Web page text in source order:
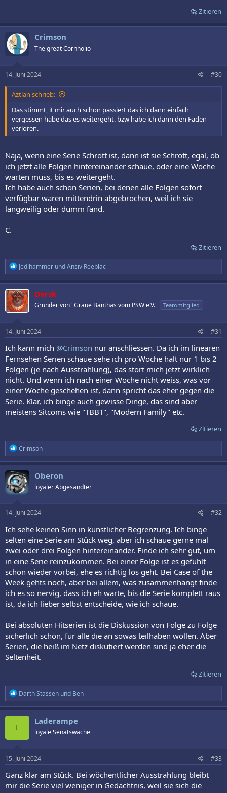
Zitieren
Crimson
The great Cornholio
14. Juni 2024 #30
Aztlan schrieb:
Das stimmt, it mir auch schon passiert das ich dann einfach
vergessen habe das es weitergeht. bzw habe ich dann den Faden
verloren.
Naja, wenn eine Serie Schrott ist, dann ist sie Schrott, egal, ob
ich jetzt alle Folgen hintereinander schaue, oder eine Woche
warten muss, bis es weitergeht.
Ich habe auch schon Serien, bei denen alle Folgen sofort
verfügbar waren mittendrin abgebrochen, weil ich sie
langweilig oder dumm fand.
C.
Zitieren
R
e
a
k
t
i
o
e
n
:
Jedihammer undAnsiv Reeblac
Dorsk
Gründer von "Graue Banthas vom PSW e.V." Teammitglied
14. Juni 2024 #31
Ich kann mich @Crimson nur anschliessen. Da ich im linearen
Fernsehen Serien schaue sehe ich pro Woche halt nur 1 bis 2
Folgen (je nach Ausstrahlung), das stört mich jetzt wirklich
nicht. Und wenn ich nach einer Woche nicht weiss, was vor
einer Woche geschehen ist, dann spricht das eher gegen die
Serie. Klar, ich binge auch gewisse Dinge, das sind aber
meistens Sitcoms wie "TBBT", "Modern Family" etc.
Zitieren
R
e
a
k
t
i
o
e
n
:
Crimson
Oberon
loyaler Abgesandter
14. Juni 2024 #32
Ich sehe keinen Sinn in künstlicher Begrenzung. Ich binge
selten eine Serie am Stück weg, aber ich schaue gerne mal
zwei oder drei Folgen hintereinander. Finde ich sehr gut, um
in eine Serie reinzukommen. Bei einer Folge ist es gefühlt
schon wieder vorbei, ehe es richtig los geht. Bei Case of the
Week gehts noch, aber bei allem, was zusammenhängt finde
ich es so nervig, dass ich eh warte, bis die Serie komplett raus
ist, da ich lieber selbst entscheide, wie ich schaue.
Bei absoluten Hitserien ist die Diskussion von Folge zu Folge
sicherlich schön, für alle die an sowas teilhaben wollen. Aber
Serien, die heiß im Netz diskutiert werden sind ja eher die
Seltenheit.
Zitieren
R
e
a
k
o
e
n
:
Darth Stassen und Ben
L
Laderampe
loyale Senatswache
15. Juni 2024 #33
Ganz klar am Stück. Bei wöchentlicher Ausstrahlung bleibt
mir die Serie viel weniger in Gedächtnis, weil sie sich die